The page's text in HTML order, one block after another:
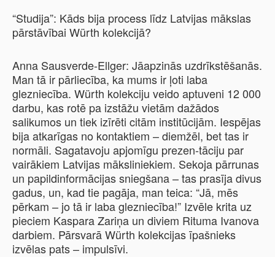
“Studija”: Kāds bija process līdz Latvijas mākslas
pārstāvībai Würth kolekcijā?
Anna Sausverde-Ellger: Jāapzinās uzdrīkstēšanās.
Man tā ir pārliecība, ka mums ir ļoti laba
glezniecība. Würth kolekciju veido aptuveni 12 000
darbu, kas rotē pa izstāžu vietām dažādos
salikumos un tiek izīrēti citām institūcijām. Iespējas
bija atkarīgas no kontaktiem – diemžēl, bet tas ir
normāli. Sagatavoju apjomīgu prezen-tāciju par
vairākiem Latvijas māksliniekiem. Sekoja pārrunas
un papildinformācijas sniegšana – tas prasīja divus
gadus, un, kad tie pagāja, man teica: “Jā, mēs
pērkam – jo tā ir laba glezniecība!” Izvēle krita uz
pieciem Kaspara Zariņa un diviem Rituma Ivanova
darbiem. Pārsvarā Würth kolekcijas īpašnieks
izvēlas pats – impulsīvi.